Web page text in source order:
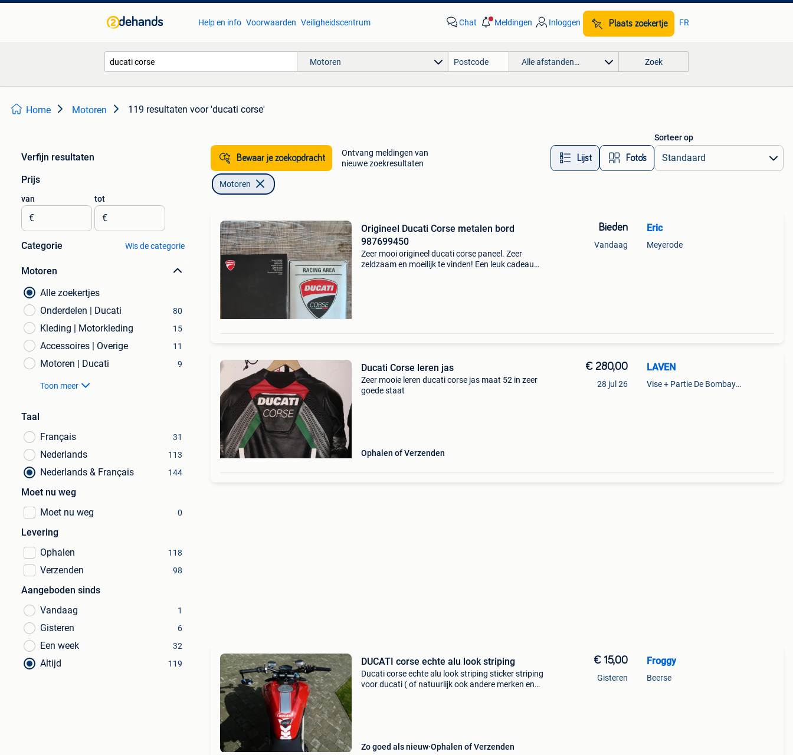
Help en info Voorwaarden Veiligheidscentrum Chat Meldingen Inloggen Plaats zoekertje FR
Motoren Alle afstanden… Zoek
Home Motoren 119 resultaten voor 'ducati corse'
Verfijn resultaten
Prijs
van
€
tot
€
Categorie Wis de categorie
Motoren
Alle zoekertjes
Onderdelen | Ducati
80
Kleding | Motorkleding 15
Accessoires | Overige 11
Motoren | Ducati 9
Toon meer
Taal
Français
31
Nederlands 113
Nederlands & Français 144
Moet nu weg
Moet nu weg
0
Levering
Ophalen
118
Verzenden 98
Aangeboden sinds
Vandaag
1
Gisteren 6
Een week 32
Altijd 119
Bewaar je zoekopdracht
Ontvang meldingen van
nieuwe zoekresultaten
Lijst Foto’s
Sorteer op
Motoren
Origineel Ducati Corse metalen bord
987699450
Zeer mooi origineel ducati corse paneel. Zeer
zeldzaam en moeilijk te vinden! Een leuk cadeau
Bieden
Vandaag
Eric
Meyerode
Ducati Corse leren jas
Zeer mooie leren ducati corse jas maat 52 in zeer
goede staat
Ophalen of Verzenden
€ 280,00
28 jul 26
LAVEN
Vise + Partie De Bombaye,Hac- Court, Hermalle-Ss-Argenteau
DUCATI corse echte alu look striping
Ducati corse echte alu look striping sticker striping
voor ducati ( of natuurlijk ook andere merken en
Zo goed als nieuw Ophalen of Verzenden
€ 15,00
Gisteren
Froggy
Beerse